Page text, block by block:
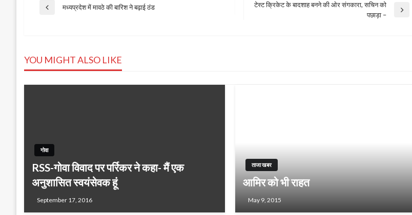
Post
Previous
मध्‍यप्रदेश में मावठे की बारिश ने बढ़ाई ठंड
टेस्ट क्रिकेट के बादशाह बनने की ओर संगकारा, सचिन को
पछाड़ा –
YOU MIGHT ALSO LIKE
गोवा
RSS​-गोवा विवाद पर पर्रिकर ने कहा- मैं एक
अनुशासित स्वयंसेवक हूं
September 17, 2016
ताजा खबर
आमिर को भी राहत
May 9, 2015